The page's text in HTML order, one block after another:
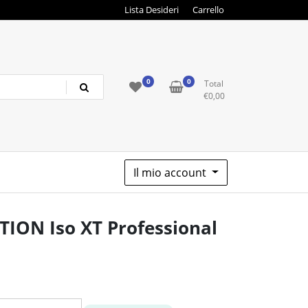
Lista Desideri Carrello
0 0
Total
€0,00
Il mio account
Iso XT Professional